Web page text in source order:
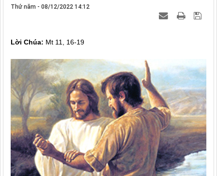
Thứ năm - 08/12/2022 14:12
Lời Chúa: Mt 11, 16-19